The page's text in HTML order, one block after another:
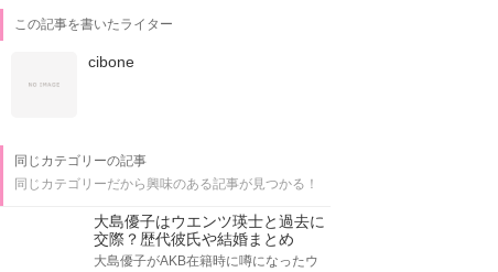
この記事を書いたライター
cibone
同じカテゴリーの記事
同じカテゴリーだから興味のある記事が見つかる！
大島優子はウエンツ瑛士と過去に
交際？歴代彼氏や結婚まとめ
大島優子がAKB在籍時に噂になったウ